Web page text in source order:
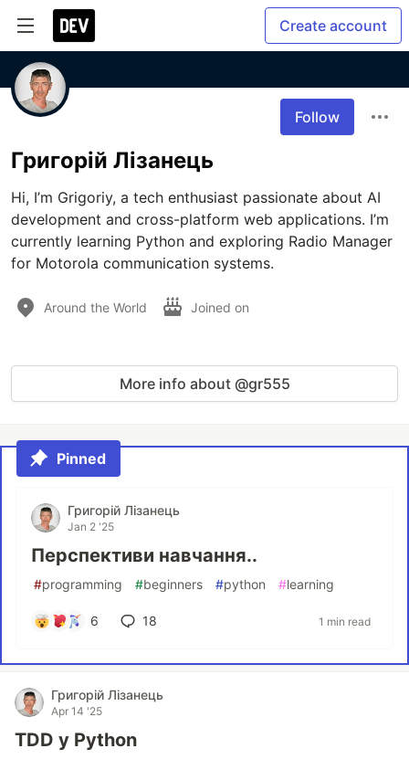
Create account
Follow
Григорій Лізанець
Hi, I’m Grigoriy, a tech enthusiast passionate about AI
development and cross-platform web applications. I’m
currently learning Python and exploring Radio Manager
for Motorola communication systems.
Around the World Joined on
More info about @gr555
Pinned
Григорій Лізанець
Jan 2 '25
Перспективи навчання..
#programming #beginners #python #learning
6 18 1 min read
Григорій Лізанець
Apr 14 '25
TDD у Python